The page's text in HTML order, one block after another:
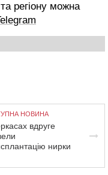
регіону можна
НОВИНА
вдруге
нирки